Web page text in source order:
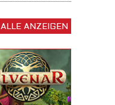
ALLE ANZEIGEN